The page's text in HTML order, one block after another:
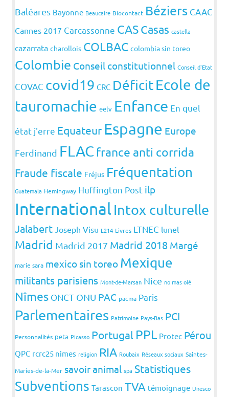
Baléares Bayonne Beaucaire Biocontact Béziers CAAC
Cannes 2017 Carcassonne CASCasas castella
cazarrata charollois COLBAC colombia sin toreo
Colombie Conseil constitutionnel Conseil d'Etat
COVAC covid19 CRC DéficitEcole de
tauromachie eelv Enfance En quel
état j'erre Equateur Espagne Europe
Ferdinand FLAC france anti corrida
Fraude fiscale Fréjus Fréquentation
Guatemala Hemingway Huffington Post ilp
International Intox culturelle
Jalabert Joseph Visu L214 Livres LTNEC lunel
Madrid Madrid 2017 Madrid 2018 Margé
marie sara mexico sin toreo Mexique
militants parisiens Mont-de-Marsan Nice no mas olé
Nîmes ONCT ONU PAC pacma Paris
Parlementaires Patrimoine Pays-Bas PCI
Personnalités peta Picasso Portugal PPL Protec Pérou
QPC rcrc25 nimes religion RIA Roubaix Réseaux sociaux Saintes-
Maries-de-la-Mer savoir animal spa Statistiques
Subventions Tarascon TVA témoignage Unesco